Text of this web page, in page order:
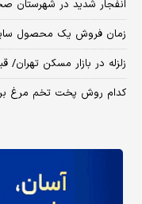
انفجار شدید در شهرستان
زمان فروش یک محصول
زلزله در بازار مسکن تهران/ قیمت‌ها ۲ برابر شد،
کدام روش پخت تخم مرغ